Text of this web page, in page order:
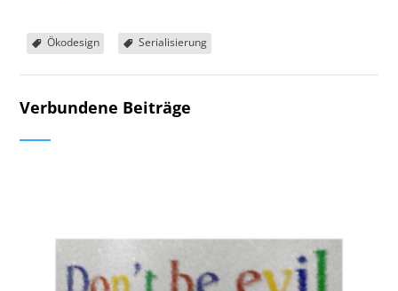
Ökodesign Serialisierung
Verbundene Beiträge